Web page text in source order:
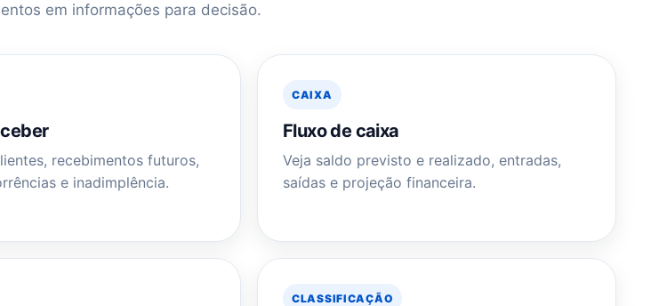
em informações para decisão.
recebimentos futuros,
e inadimplência.
CAIXA
Fluxo de caixa
Veja saldo previsto e realizado, entradas,
saídas e projeção financeira.
CLASSIFICAÇÃO